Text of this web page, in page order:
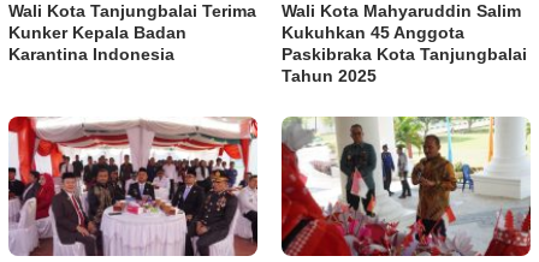
Wali Kota Tanjungbalai Terima
Kunker Kepala Badan
Karantina Indonesia
Wali Kota Mahyaruddin Salim
Kukuhkan 45 Anggota
Paskibraka Kota Tanjungbalai
Tahun 2025